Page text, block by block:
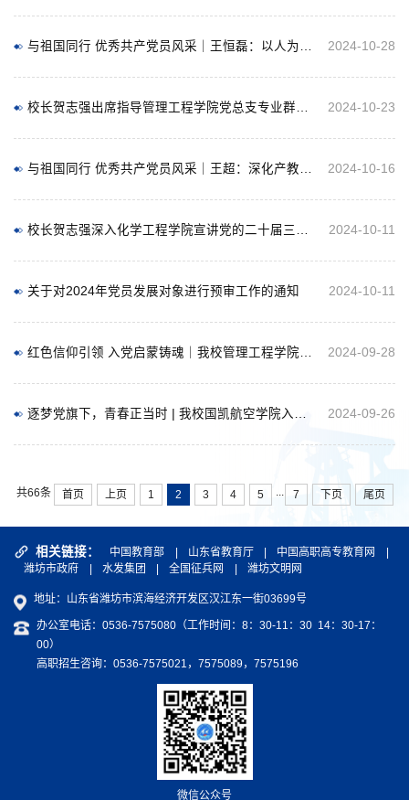
与祖国同行 优秀共产党员风采｜王恒磊：以人为本，潜心育人，因材施教，全面发展 2024-10-28
校长贺志强出席指导管理工程学院党总支专业群建设主题党日活动 2024-10-23
与祖国同行 优秀共产党员风采｜王超：深化产教融合校企合作，协同育人，全力助推学校高质量发展 2024-10-16
校长贺志强深入化学工程学院宣讲党的二十届三中全会精神 2024-10-11
关于对2024年党员发展对象进行预审工作的通知 2024-10-11
红色信仰引领 入党启蒙铸魂｜我校管理工程学院开展2024级入党启蒙教育 2024-09-28
逐梦党旗下，青春正当时 | 我校国凯航空学院入党启蒙教育讲座圆满举行 2024-09-26
共66条 首页 上页 1 2 3 4 5 ... 7 下页 尾页
相关链接： 中国教育部 | 山东省教育厅 | 中国高职高专教育网
|
潍坊市政府
| 水发集团 | 全国征兵网 | 潍坊文明网
地址：山东省潍坊市滨海经济开发区汉江东一街03699号
办公室电话：0536-7575080（工作时间：8：30-11：30 14：30-17：
00）
高职招生咨询：0536-7575021，7575089，7575196
微信公众号